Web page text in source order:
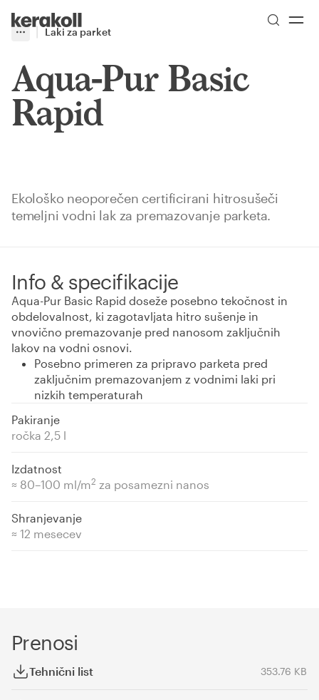
Go to Homepage
More
Toggle menu
Laki za parket
Aqua-Pur Basic
Rapid
Ekološko neoporečen certificirani hitrosušeči
temeljni vodni lak za premazovanje parketa.
Info & specifikacije
Aqua-Pur Basic Rapid doseže posebno tekočnost in
obdelovalnost, ki zagotavljata hitro sušenje in
vnovično premazovanje pred nanosom zaključnih
lakov na vodni osnovi.
Posebno primeren za pripravo parketa pred
zaključnim premazovanjem z vodnimi laki pri
nizkih temperaturah
Pakiranje
ročka 2,5 l
Izdatnost
≈ 80–100 ml/m2 za posamezni nanos
Shranjevanje
≈ 12 mesecev
Prenosi
Tehnični list 353.76 KB